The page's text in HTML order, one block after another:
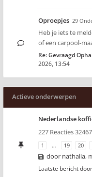
Oproepjes 29
Heb je iets te
of een carpool-
Re: Gevraagd
2026, 13:54
Actieve onderwerpen
Nederlandse
227 Reacties
1 … 19 20
door nathalia,
Laatste bericht door